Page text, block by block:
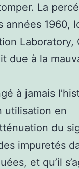
La
1960,
Laboratory,
due à la
à jamais
utilisation en
du
impuretés
et qu’il